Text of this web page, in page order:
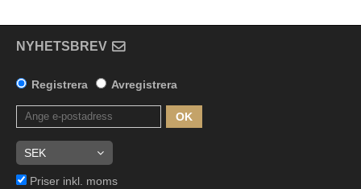
NYHETSBREV
Registrera Avregistrera
OK
Priser inkl. moms